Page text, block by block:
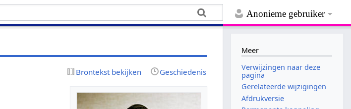
Anonieme gebruiker
Brontekst bekijken Geschiedenis
Meer
Verwijzingen naar deze
pagina
Gerelateerde wijzigingen
Afdrukversie